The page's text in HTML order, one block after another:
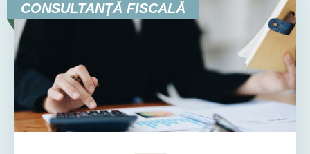
CONSULTANŢĂ FISCALĂ